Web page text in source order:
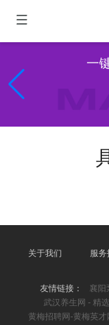
一
关于我们 服务
友情链接： 襄阳
武汉养生网 - 精
黄梅招聘网-黄梅英才